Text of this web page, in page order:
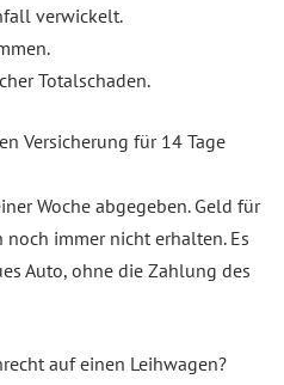
verwickelt.
Totalschaden.
Versicherung für 14 Tage
Woche abgegeben. Geld für
immer nicht erhalten. Es
Auto, ohne die Zahlung des
auf einen Leihwagen?